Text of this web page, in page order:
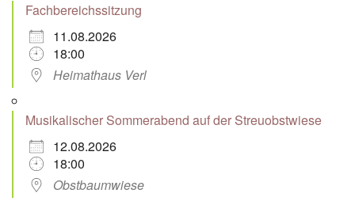
Fachbereichssitzung
11.08.2026
18:00
Heimathaus Verl
Musikalischer Sommerabend auf der Streuobstwiese
12.08.2026
18:00
Obstbaumwiese